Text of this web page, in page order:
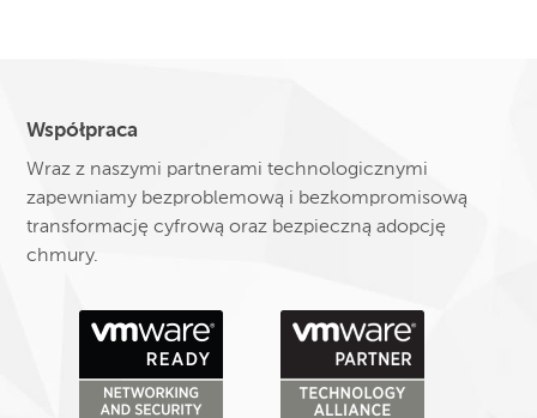
Współpraca
Wraz z naszymi partnerami technologicznymi
zapewniamy bezproblemową i bezkompromisową
transformację cyfrową oraz bezpieczną adopcję
chmury.